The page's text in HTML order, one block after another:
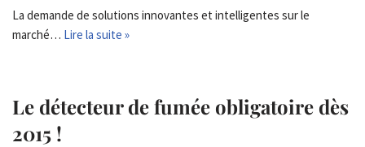
La demande de solutions innovantes et intelligentes sur le
marché… Lire la suite »
Le détecteur de fumée obligatoire dès
2015 !